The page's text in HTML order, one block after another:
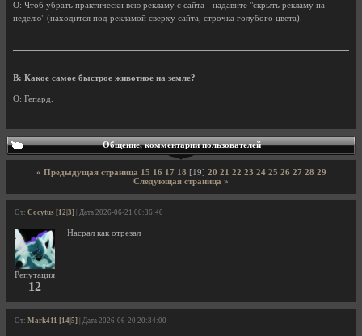
О: Чтоб убрать практически всю рекламу с сайта - надавите "скрыть рекламу на
неделю" (находится под рекламой сверху сайта, строчка голубого цвета).
В: Какое самое быстрое животное на земле?
О: Гепард.
Общение, комментарии пользователей
« Предыдущая страница 15 16 17 18 [19] 20 21 22 23 24 25 26 27 28 29
Следующая страница »
От: Cocytus [12|3] | Дата 2026-06-21 00:36:40
Репутация
12
Насрал как отрезал
От: Mark411 [14|5] | Дата 2026-06-20 20:34:00